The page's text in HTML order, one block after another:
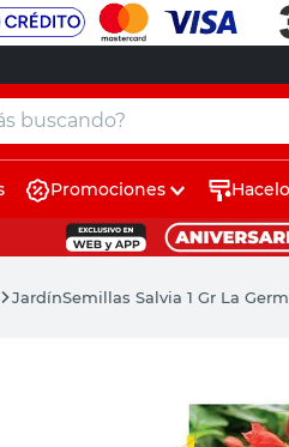
Promociones
JardínSemillas Salvia 1 Gr La